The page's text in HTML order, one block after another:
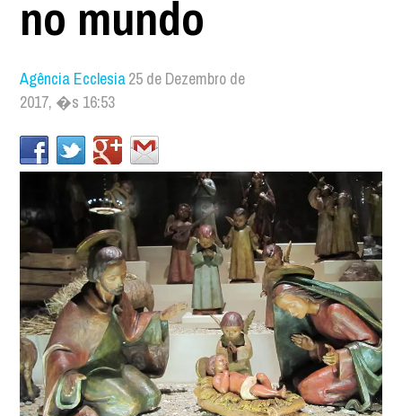
no mundo
Agência Ecclesia25 de Dezembro de
2017, �s 16:53